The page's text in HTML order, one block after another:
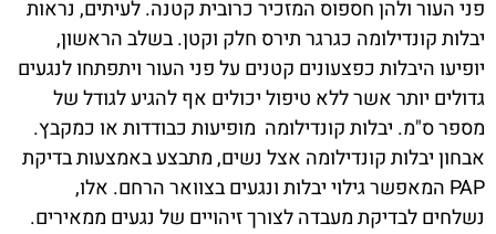
פני העור ולהן חספוס המזכיר כרובית קטנה. לעיתים, נראות
יבלות קונדילומה כגרגר תירס חלק וקטן. בשלב הראשון,
יופיעו היבלות כפצעונים קטנים על פני העור ויתפתחו לנגעים
גדולים יותר אשר ללא טיפול יכולים אף להגיע לגודל של
מספר ס"מ. יבלות קונדילומה מופיעות כבודדות או כמקבץ.
אבחון יבלות קונדילומה אצל נשים, מתבצע באמצעות בדיקת
PAP המאפשר גילוי יבלות ונגעים בצוואר הרחם. אלו,
נשלחים לבדיקת מעבדה לצורך זיהויים של נגעים ממאירים.